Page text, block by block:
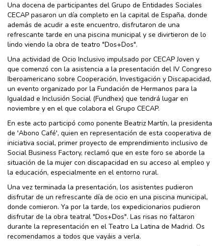
Una docena de participantes del Grupo de Entidades Sociales
CECAP pasaron un día completo en la capital de España, donde
además de acudir a este encuentro, disfrutaron de una
refrescante tarde en una piscina municipal y se divirtieron de lo
lindo viendo la obra de teatro "Dos+Dos".
Una actividad de Ocio Inclusivo impulsado por CECAP Joven y
que comenzó con la asistencia a la presentación del IV Congreso
Iberoamericano sobre Cooperación, Investigación y Discapacidad,
un evento organizado por la Fundación de Hermanos para la
Igualdad e Inclusión Social (Fundhex) que tendrá lugar en
noviembre y en el que colabora el Grupo CECAP.
En este acto participó como ponente Beatriz Martín, la presidenta
de 'Abono Café', quien en representación de esta cooperativa de
iniciativa social, primer proyecto de emprendimiento inclusivo de
Social Business Factory, reclamó que en este foro se aborde la
situación de la mujer con discapacidad en su acceso al empleo y
la educación, especialmente en el entorno rural.
Una vez terminada la presentación, los asistentes pudieron
disfrutar de un refrescante día de ocio en una piscina municipal,
donde comieron. Ya por la tarde, los expedicionarios pudieron
disfrutar de la obra teatral "Dos+Dos". Las risas no faltaron
durante la representación en el Teatro La Latina de Madrid. Os
recomendamos a todos que vayáis a verla.